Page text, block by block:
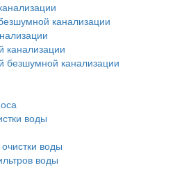
канализации
канализации
безшумной канализации
воды
воды
воды